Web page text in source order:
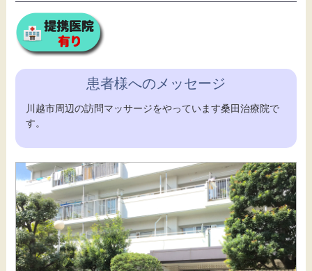
患者様へのメッセージ
川越市周辺の訪問マッサージをやっています桑田治療院で
す。